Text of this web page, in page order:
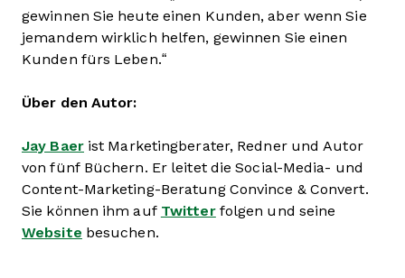
gewinnen Sie heute einen Kunden, aber wenn Sie
jemandem wirklich helfen, gewinnen Sie einen
Kunden fürs Leben.“
Über den Autor:
Jay Baerist Marketingberater, Redner und Autor
von fünf Büchern. Er leitet die Social-Media- und
Content-Marketing-Beratung Convince & Convert.
Sie können ihm auf Twitterfolgen und seine
Website besuchen.